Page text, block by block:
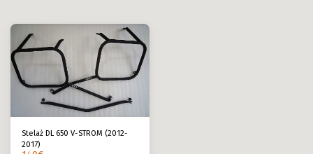
Stelaż DL 650 V-STROM (2012-
2017)